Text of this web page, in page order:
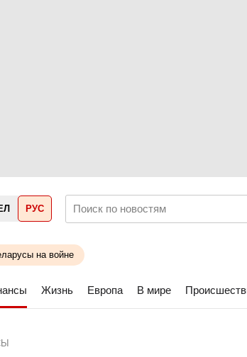
РУС
на войне
Жизнь Европа В мире